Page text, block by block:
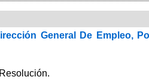
General De Empleo,
Resolución.